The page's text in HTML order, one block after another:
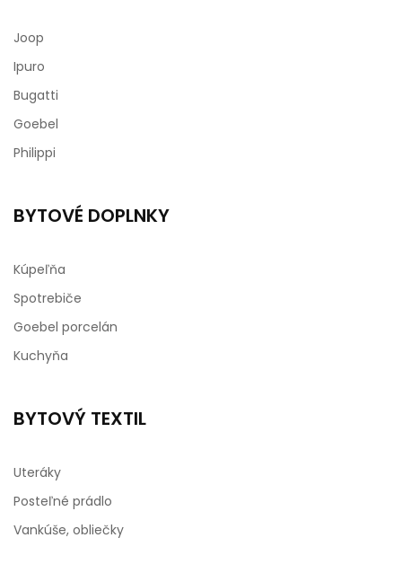
Joop
Ipuro
Bugatti
Goebel
Philippi
BYTOVÉ DOPLNKY
Kúpeľňa
Spotrebiče
Goebel porcelán
Kuchyňa
BYTOVÝ TEXTIL
Uteráky
Posteľné prádlo
Vankúše, obliečky